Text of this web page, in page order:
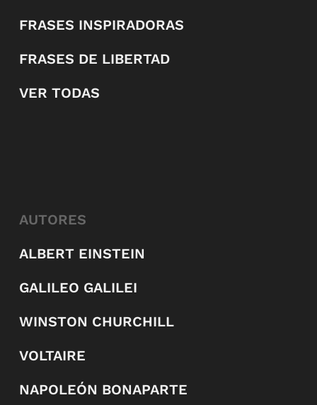
FRASES INSPIRADORAS
FRASES DE LIBERTAD
VER TODAS
AUTORES
ALBERT EINSTEIN
GALILEO GALILEI
WINSTON CHURCHILL
VOLTAIRE
NAPOLEÓN BONAPARTE